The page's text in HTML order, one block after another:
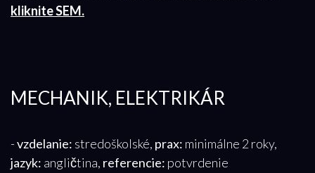
kliknite SEM.
MECHANIK, ELEKTRIKÁR
-vzdelanie: stredoškolské, prax: minimálne 2 roky,
jazyk: angličtina, referencie: potvrdenie